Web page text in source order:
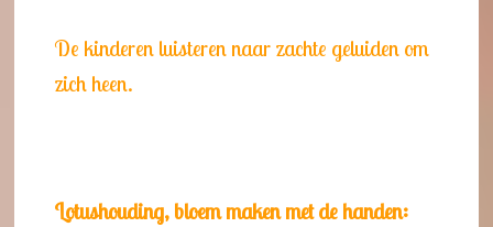
De kinderen luisteren naar zachte geluiden om
zich heen.
Lotushouding, bloem maken met de handen: